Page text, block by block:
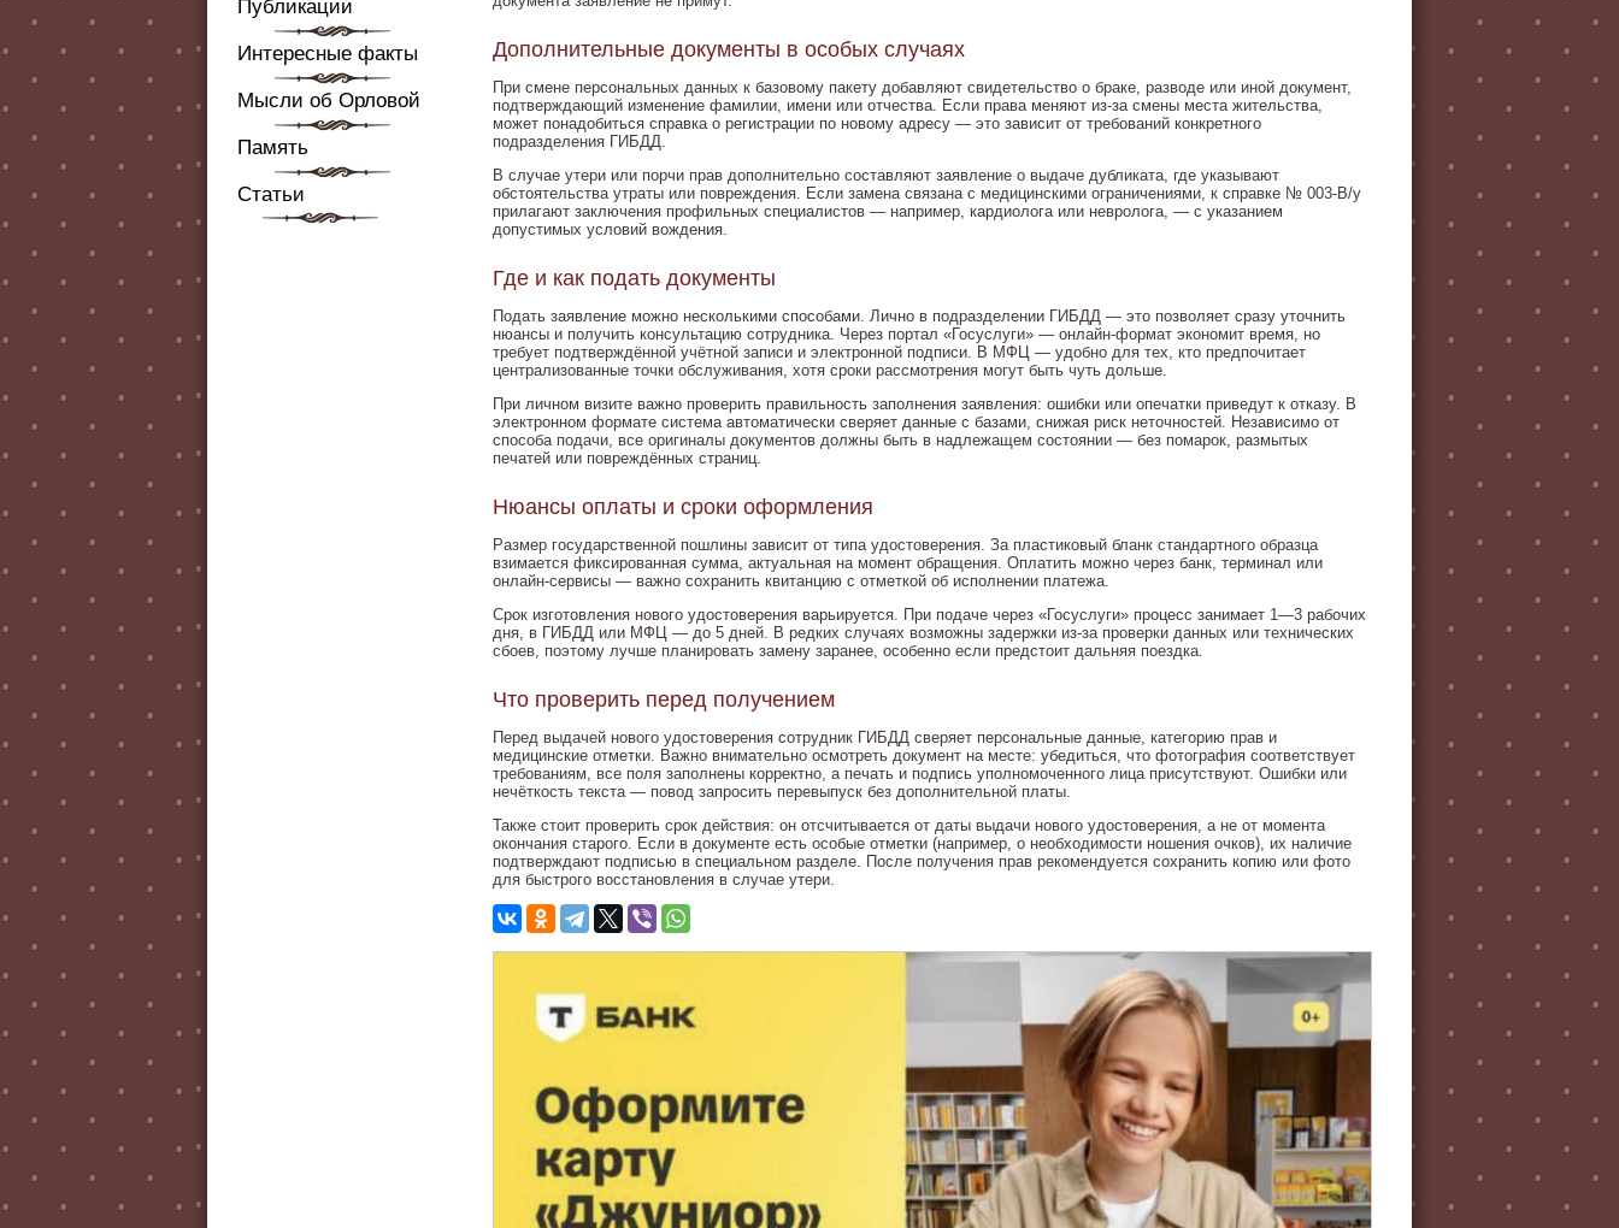
Публикации
Интересные факты
Мысли об Орловой
Память
Статьи
Дополнительные документы в особых случаях
При смене персональных данных к базовому пакету добавляют свидетельство о браке, разводе или иной документ,
подтверждающий изменение фамилии, имени или отчества. Если права меняют из-за смены места жительства,
может понадобиться справка о регистрации по новому адресу — это зависит от требований конкретного
подразделения ГИБДД.
В случае утери или порчи прав дополнительно составляют заявление о выдаче дубликата, где указывают
обстоятельства утраты или повреждения. Если замена связана с медицинскими ограничениями, к справке № 003-В/у
прилагают заключения профильных специалистов — например, кардиолога или невролога, — с указанием
допустимых условий вождения.
Где и как подать документы
Подать заявление можно несколькими способами. Лично в подразделении ГИБДД — это позволяет сразу уточнить
нюансы и получить консультацию сотрудника. Через портал «Госуслуги» — онлайн-формат экономит время, но
требует подтверждённой учётной записи и электронной подписи. В МФЦ — удобно для тех, кто предпочитает
централизованные точки обслуживания, хотя сроки рассмотрения могут быть чуть дольше.
При личном визите важно проверить правильность заполнения заявления: ошибки или опечатки приведут к отказу. В
электронном формате система автоматически сверяет данные с базами, снижая риск неточностей. Независимо от
способа подачи, все оригиналы документов должны быть в надлежащем состоянии — без помарок, размытых
печатей или повреждённых страниц.
Нюансы оплаты и сроки оформления
Размер государственной пошлины зависит от типа удостоверения. За пластиковый бланк стандартного образца
взимается фиксированная сумма, актуальная на момент обращения. Оплатить можно через банк, терминал или
онлайн-сервисы — важно сохранить квитанцию с отметкой об исполнении платежа.
Срок изготовления нового удостоверения варьируется. При подаче через «Госуслуги» процесс занимает 1—3 рабочих
дня, в ГИБДД или МФЦ — до 5 дней. В редких случаях возможны задержки из-за проверки данных или технических
сбоев, поэтому лучше планировать замену заранее, особенно если предстоит дальняя поездка.
Что проверить перед получением
Перед выдачей нового удостоверения сотрудник ГИБДД сверяет персональные данные, категорию прав и
медицинские отметки. Важно внимательно осмотреть документ на месте: убедиться, что фотография соответствует
требованиям, все поля заполнены корректно, а печать и подпись уполномоченного лица присутствуют. Ошибки или
нечёткость текста — повод запросить перевыпуск без дополнительной платы.
Также стоит проверить срок действия: он отсчитывается от даты выдачи нового удостоверения, а не от момента
окончания старого. Если в документе есть особые отметки (например, о необходимости ношения очков), их наличие
подтверждают подписью в специальном разделе. После получения прав рекомендуется сохранить копию или фото
для быстрого восстановления в случае утери.